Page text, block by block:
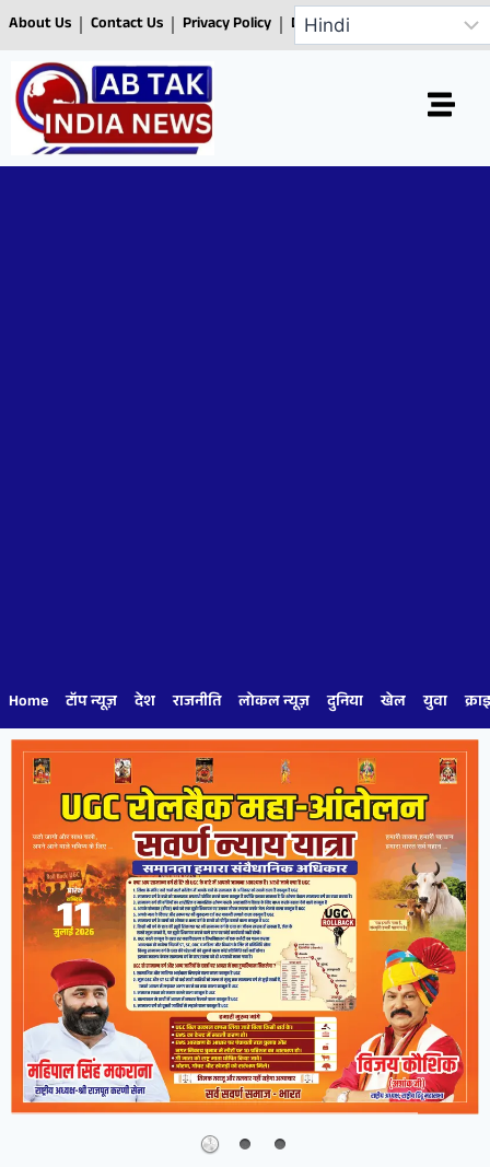
About Us Contact Us Privacy Policy Disclaimer
Home टॉप न्यूज़ देश राजनीति लोकल न्यूज़ दुनिया खेल युवा